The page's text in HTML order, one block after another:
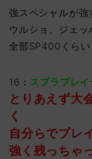
強スペシャルが強
ウルショ、ジェ
全部SP400くら
16： スプラプレ
とりあえず大
く
自分らでプレ
強く残っちゃ